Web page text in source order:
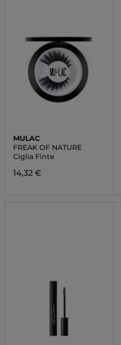
MULAC
FREAK OF NATURE
Ciglia Finte
14,32 €